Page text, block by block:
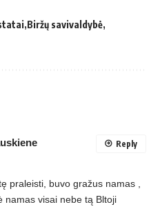
Biržų savivaldybė
praleisti, buvo gražus namas ,
namas visai nebe tą Bltoji
Reply